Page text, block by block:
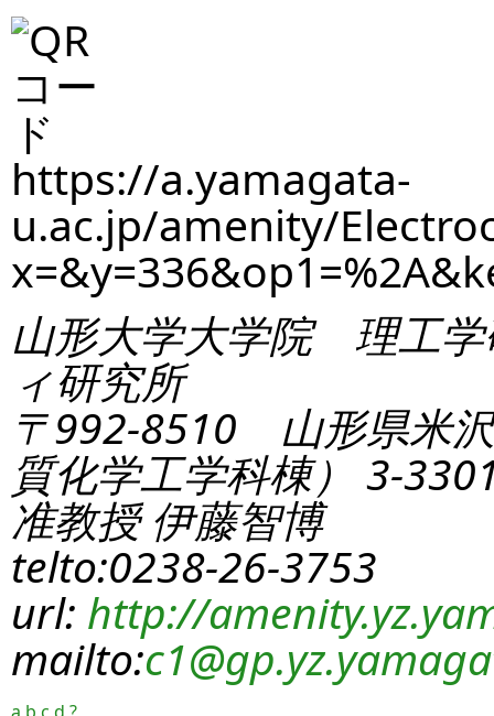
https://a.yamagata-
u.ac.jp/amenity/
山形大学大学院 理工学
ィ研究所
〒992-8510 山形県米
質化学工学科棟） 3-
准教授 伊藤智博
telto:0238-26-3753
url: http://
mailto:c1